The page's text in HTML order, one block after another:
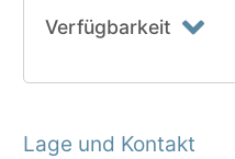
Verfügbarkeit
Lage und Kontakt